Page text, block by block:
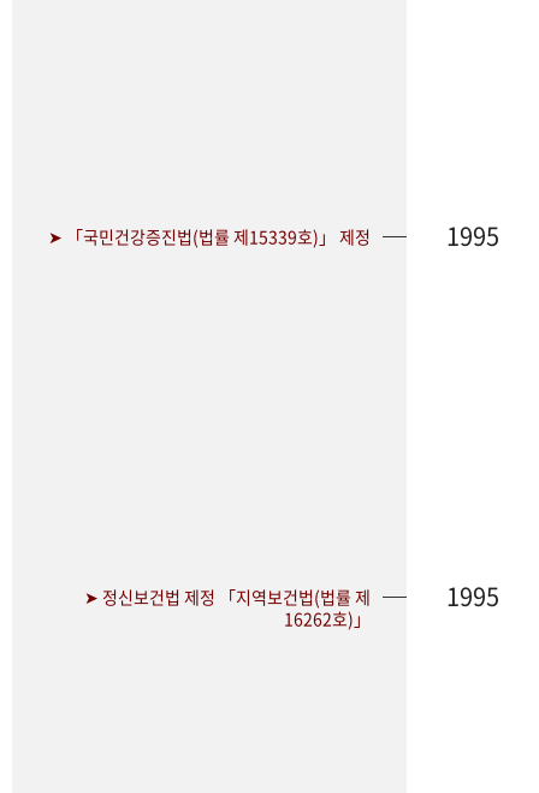
➤ 「국민건강증진법(법률 제15339호)」 제정 1995
➤ 정신보건법 제정 「지역보건법(법률 제
16262호)」
1995